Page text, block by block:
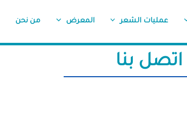
عمليات الشعر المعرض من نحن
اتصل بنا